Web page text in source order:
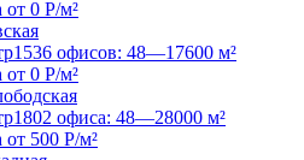
от 0 Р/м²
1536 офисов: 48—17600 м²
от 0 Р/м²
1802 офиса: 48—28000 м²
от 500 Р/м²